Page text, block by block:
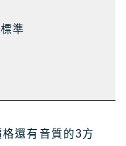
標準
還有音質的3方